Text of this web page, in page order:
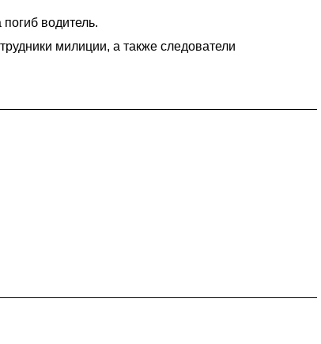
водитель.
милиции, а также следователи